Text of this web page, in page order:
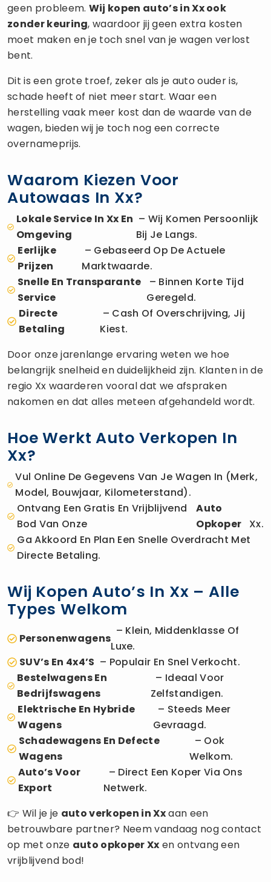
geen probleem. Wij kopen auto’s in Xx ook
zonder keuring, waardoor jij geen extra kosten
moet maken en je toch snel van je wagen verlost
bent.
Dit is een grote troef, zeker als je auto ouder is,
schade heeft of niet meer start. Waar een
herstelling vaak meer kost dan de waarde van de
wagen, bieden wij je toch nog een correcte
overnameprijs.
Waarom Kiezen Voor
Autowaas In Xx?
Lokale Service In Xx En
Omgeving
– Wij Komen Persoonlijk
Bij Je Langs.
Eerlijke
Prijzen
– Gebaseerd Op De Actuele
Marktwaarde.
Snelle En Transparante
Service
– Binnen Korte Tijd
Geregeld.
Directe
Betaling
– Cash Of Overschrijving, Jij
Kiest.
Door onze jarenlange ervaring weten we hoe
belangrijk snelheid en duidelijkheid zijn. Klanten in de
regio Xx waarderen vooral dat we afspraken
nakomen en dat alles meteen afgehandeld wordt.
Hoe Werkt Auto Verkopen In
Xx?
Vul Online De Gegevens Van Je Wagen In (merk,
Model, Bouwjaar, Kilometerstand).
Ontvang Een Gratis En Vrijblijvend
Bod Van Onze
Auto
Opkoper
Xx.
Ga Akkoord En Plan Een Snelle Overdracht Met
Directe Betaling.
Wij Kopen Auto’s In Xx – Alle
Types Welkom
Personenwagens
– Klein, Middenklasse Of
Luxe.
SUV’s En 4x4’s – Populair En Snel Verkocht.
Bestelwagens En
Bedrijfswagens
– Ideaal Voor
Zelfstandigen.
Elektrische En Hybride
Wagens
– Steeds Meer
Gevraagd.
Schadewagens En Defecte
Wagens
– Ook
Welkom.
Auto’s Voor
Export
– Direct Een Koper Via Ons
Netwerk.
👉 Wil je je auto verkopen in Xxaan een
betrouwbare partner? Neem vandaag nog contact
op met onze auto opkoperXx en ontvang een
vrijblijvend bod!